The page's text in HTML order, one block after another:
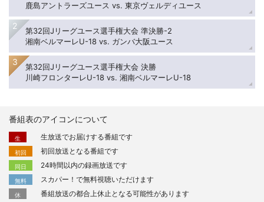
鹿島アントラーズユース vs. 東京ヴェルディユース
第32回Jリーグユース選手権大会 準決勝-2
湘南ベルマーレU-18 vs. ガンバ大阪ユース
第32回Jリーグユース選手権大会 決勝
川崎フロンターレU-18 vs. 湘南ベルマーレU-18
番組表のアイコンについて
生 生放送でお届けする番組です
初回 初回放送となる番組です
同日 24時間以内の録画放送です
無料 スカパー！で無料視聴いただけます
休 番組放送の都合上休止となる可能性があります